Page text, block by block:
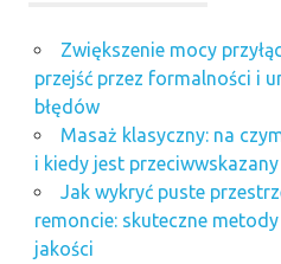
Zwiększenie mocy
przejść przez formalności i
błędów
Masaż klasyczny: na
i kiedy jest przeciwwskazany
Jak wykryć puste
remoncie: skuteczne
jakości